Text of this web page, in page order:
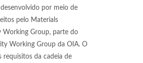
por meio de
pelo Materials
Working Group, parte do
Working Group da OIA. O
requisitos da cadeia de